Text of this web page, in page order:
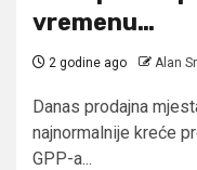
vremenu…
2 godine ago Alan
Danas prodajna
najnormalnije kreće
GPP-a...